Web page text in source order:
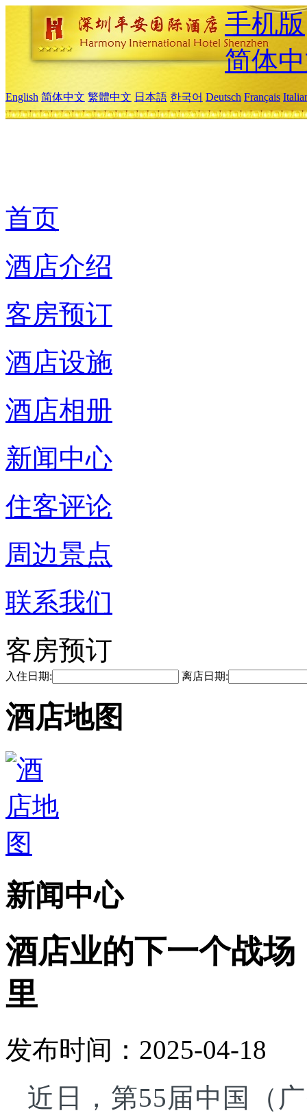
手机版
简体
English 简体中文 繁體中文 日本語 한국어 Deutsch Français
首页
酒店介绍
客房预订
酒店设施
酒店相册
新闻中心
住客评论
周边景点
联系我们
客房预订
入住日期: 离店日期:
酒店地图
新闻中心
酒店业的下一个战
里
发布时间：2025-04-18
近日，第55届中国（